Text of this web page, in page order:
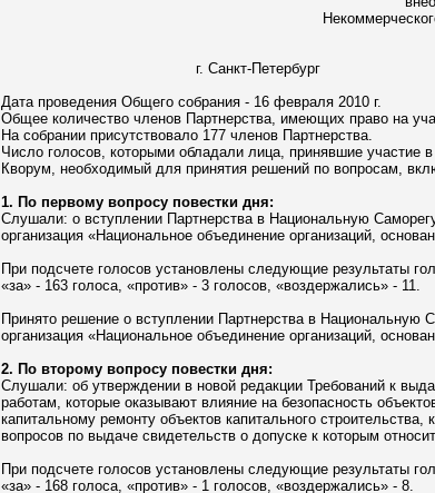
г. Санкт-Петербург
Дата проведения Общего собрания - 16 февраля 2010 г.
Общее количество членов Партнерства, имеющих право на
На собрании присутствовало 177 членов Партнерства.
Число голосов, которыми обладали лица, принявшие участие
Кворум, необходимый для принятия решений по вопросам,
1. По первому вопросу повестки дня:
Слушали: о вступлении Партнерства в Национальную
организация «Национальное объединение организаций,
При подсчете голосов установлены следующие результаты
«за» - 163 голоса, «против» - 3 голосов, «воздержались» - 11.
Принято решение о вступлении Партнерства в Национальную
организация «Национальное объединение организаций,
2. По второму вопросу повестки дня:
Слушали: об утверждении в новой редакции Требований к
работам, которые оказывают влияние на безопасность
капитальному ремонту объектов капитального
вопросов по выдаче свидетельств о допуске к которым
При подсчете голосов установлены следующие результаты
«за» - 168 голоса, «против» - 1 голосов, «воздержались» - 8.